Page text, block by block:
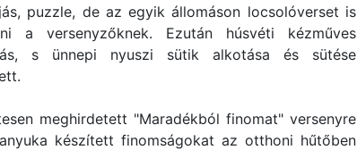
puzzle, de az egyik állomáson locsolóverset is
a versenyzőknek. Ezután húsvéti kézműves
s ünnepi nyuszi sütik alkotása és sütése
meghirdetett "Maradékból finomat" versenyre
készített finomságokat az otthoni hűtőben